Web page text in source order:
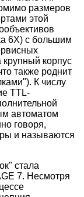
размеров
этой
6Х) с большим
корпус
также роднит
К числу
TTL-
автоматом
говоря,
и называются
стала
7. Несмотря